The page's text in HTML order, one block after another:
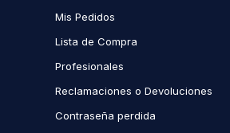
Mis Pedidos
Lista de Compra
Profesionales
Reclamaciones o Devoluciones
Contraseña perdida